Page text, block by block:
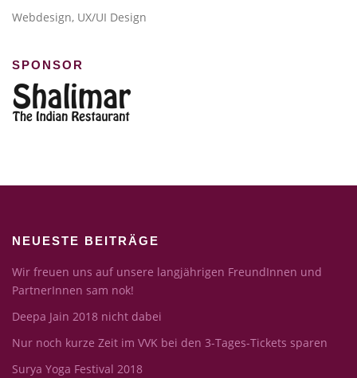
Webdesign, UX/UI Design
SPONSOR
NEUESTE BEITRÄGE
Wir freuen uns auf unsere langjährigen FreundInnen und
PartnerInnen sam nok!
Deepa Jain 2018 nicht dabei
Nur noch kurze Zeit im VVK bei den 3-Tages-Tickets sparen
Surya Yoga Festival 2018